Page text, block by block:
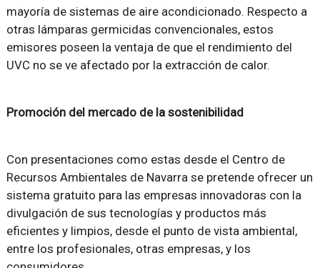
mayoría de sistemas de aire acondicionado. Respecto a
otras lámparas germicidas convencionales, estos
emisores poseen la ventaja de que el rendimiento del
UVC no se ve afectado por la extracción de calor.
Promoción del mercado de la sostenibilidad
Con presentaciones como estas desde el Centro de
Recursos Ambientales de Navarra se pretende ofrecer un
sistema gratuito para las empresas innovadoras con la
divulgación de sus tecnologías y productos más
eficientes y limpios, desde el punto de vista ambiental,
entre los profesionales, otras empresas, y los